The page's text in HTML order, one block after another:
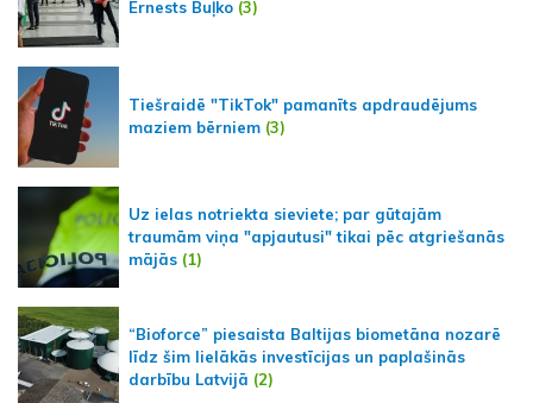
Ernests Buļko (3)
Tiešraidē "TikTok" pamanīts apdraudējums
maziem bērniem (3)
Uz ielas notriekta sieviete; par gūtajām
traumām viņa "apjautusi" tikai pēc atgriešanās
mājās (1)
“Bioforce” piesaista Baltijas biometāna nozarē
līdz šim lielākās investīcijas un paplašinās
darbību Latvijā (2)